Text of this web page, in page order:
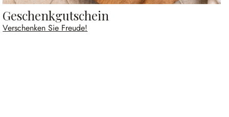
Geschenkgutschein
Verschenken Sie Freude!